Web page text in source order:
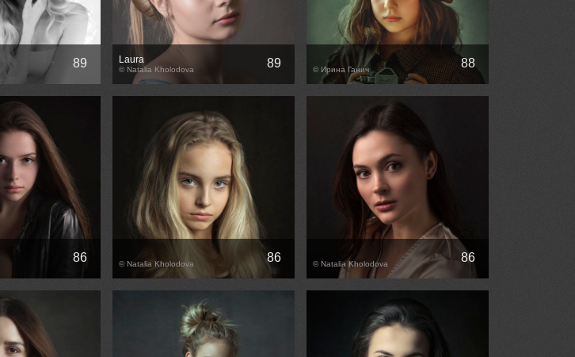
89 Laura
© Natalia Kholodova 89 © Ирина Ганич 88
86 © Natalia Kholodova 86 © Natalia Kholodova 86